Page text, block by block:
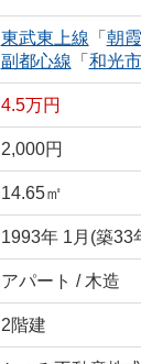
東武東上線 「 朝霞
副都心線 「 和光市
4.5万円
2,000円
14.65㎡
1993年 1月(築33
アパート / 木造
2階建